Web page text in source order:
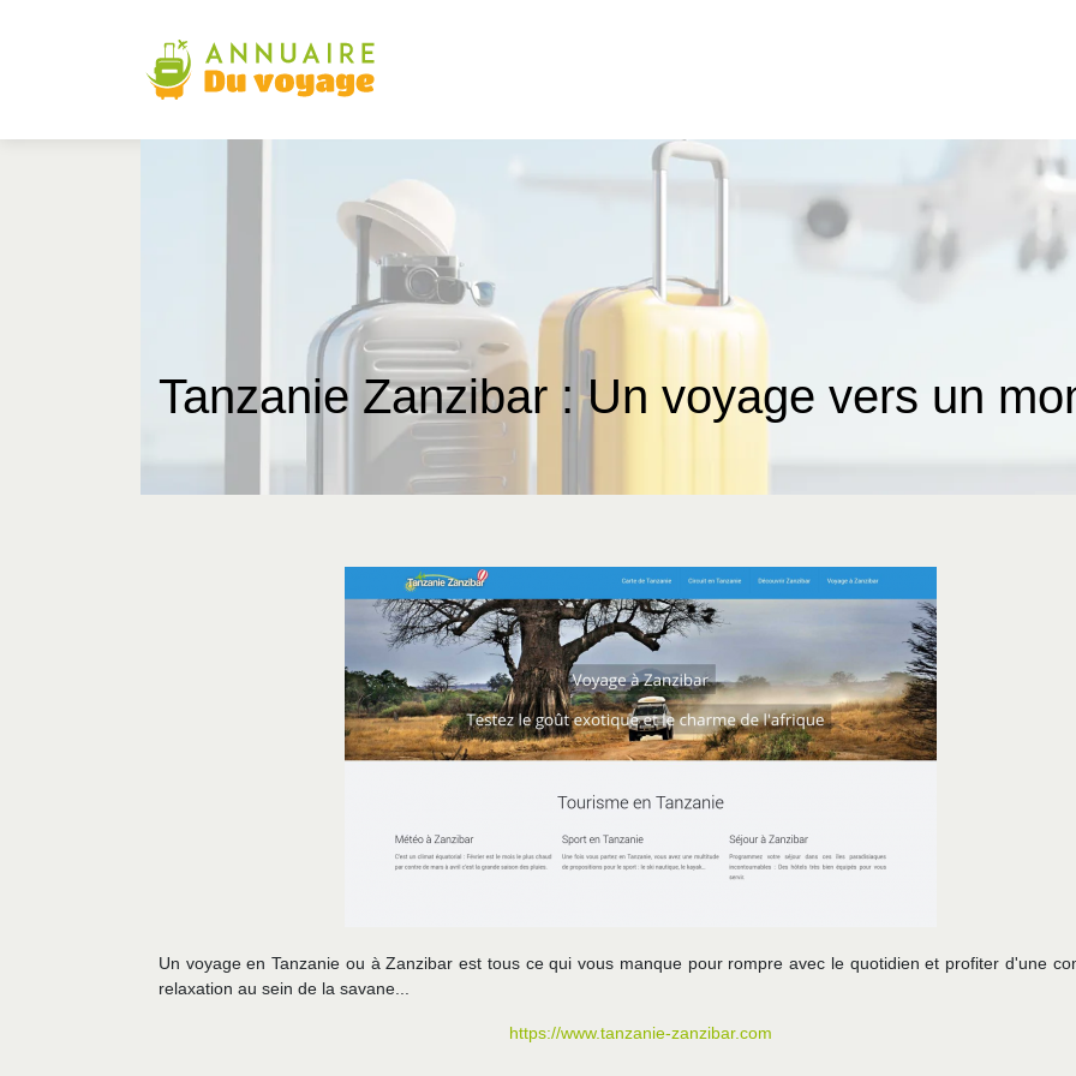
Tanzanie Zanzibar : Un voyage vers un
Un voyage en Tanzanie ou à Zanzibar est tous ce qui vous manque pour rompre avec le quotidien et profiter d'une
relaxation au sein de la savane...
https://www.tanzanie-zanzibar.com